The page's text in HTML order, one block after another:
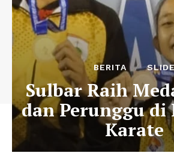
BERITA SLIDE
Sulbar Raih
dan Perunggu di
Karate